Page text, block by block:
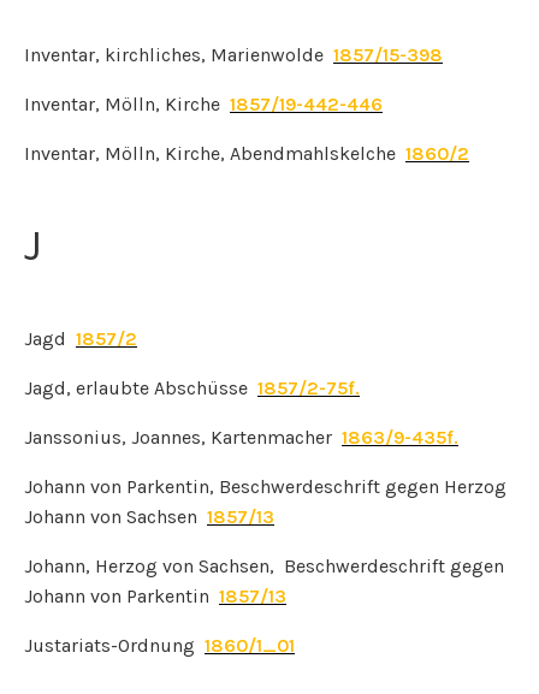
Inventar, kirchliches, Marienwolde 1857/15-398
Inventar, Mölln, Kirche 1857/19-442-446
Inventar, Mölln, Kirche, Abendmahlskelche 1860/2
J
Jagd 1857/2
Jagd, erlaubte Abschüsse 1857/2-75f.
Janssonius, Joannes, Kartenmacher 1863/9-435f.
Johann von Parkentin, Beschwerdeschrift gegen Herzog
Johann von Sachsen 1857/13
Johann, Herzog von Sachsen, Beschwerdeschrift gegen
Johann von Parkentin 1857/13
Justariats-Ordnung 1860/1_01